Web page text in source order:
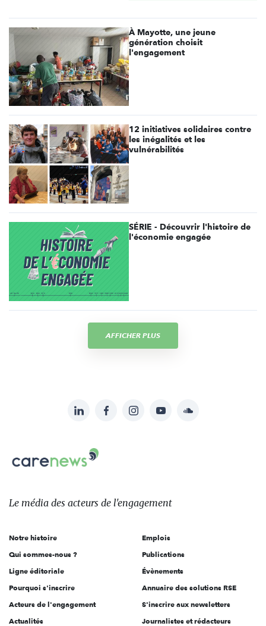
À Mayotte, une jeune
génération choisit
l'engagement
12 initiatives solidaires contre
les inégalités et les
vulnérabilités
SÉRIE - Découvrir l'histoire de
l'économie engagée
AFFICHER PLUS
sur:
LinkedInFacebookInstagramYouTubeSoundcloud
Carenews,
Le
des
l'engagement
Le média des acteurs de l'engagement
Notre histoire
Qui sommes-nous ?
Ligne éditoriale
Pourquoi s'inscrire
Acteurs de l'engagement
Actualités
Emplois
Publications
Évènements
Annuaire des solutions RSE
S'inscrire aux newsletters
Journalistes et rédacteurs